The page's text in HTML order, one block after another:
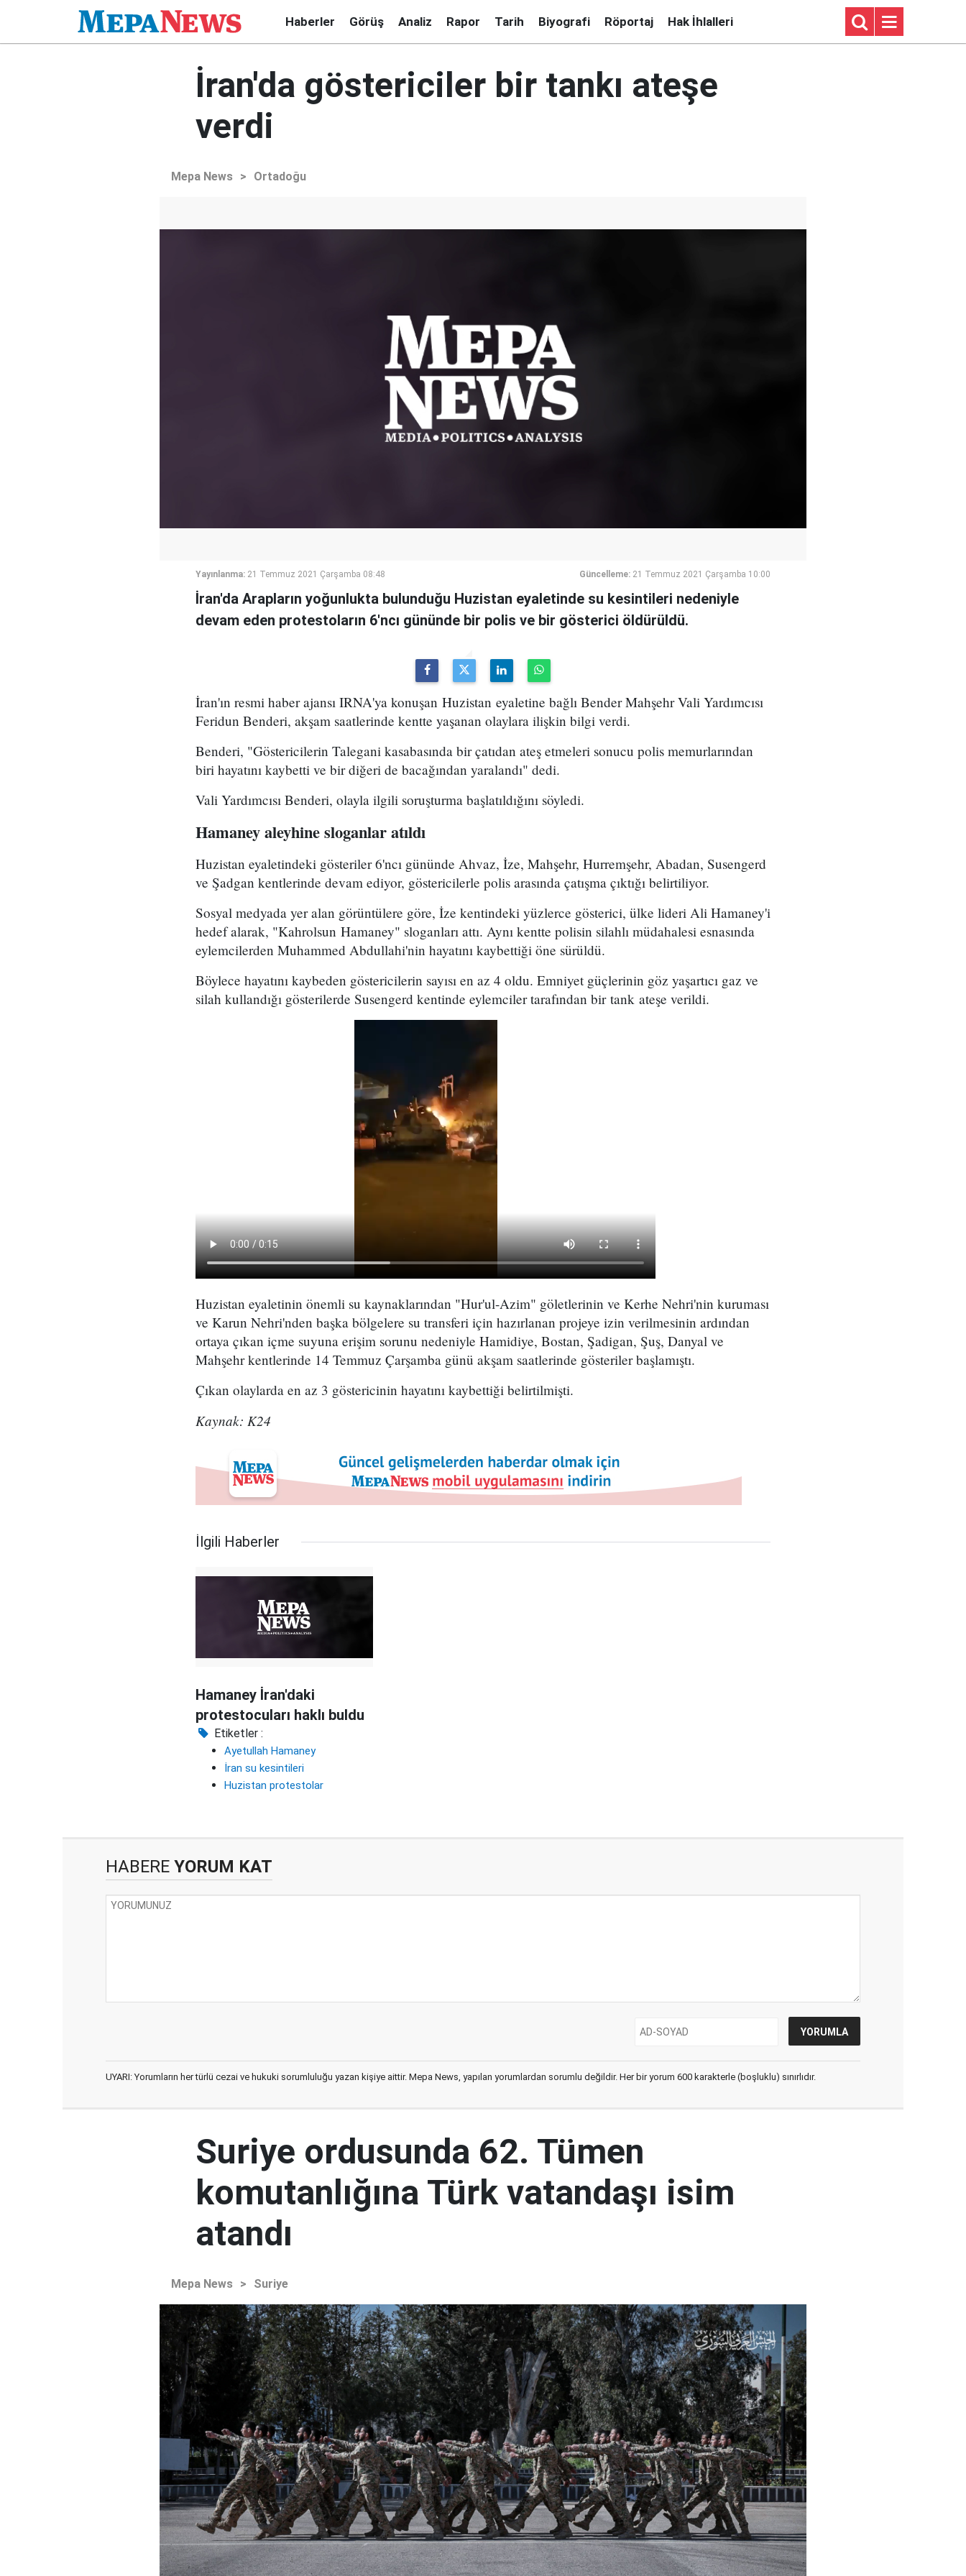
Haberler Görüş Analiz Rapor Tarih Biyografi Röportaj Hak İhlalleri
İran'da göstericiler bir tankı ateşe
verdi
Mepa News > Ortadoğu
Yayınlanma: 21 Temmuz 2021 Çarşamba 08:48 Güncelleme: 21 Temmuz 2021 Çarşamba 10:00
İran'da Arapların yoğunlukta bulunduğu Huzistan eyaletinde su kesintileri nedeniyle
devam eden protestoların 6'ncı gününde bir polis ve bir gösterici öldürüldü.
İran'ın resmi haber ajansı IRNA'ya konuşan Huzistan eyaletine bağlı Bender Mahşehr Vali Yardımcısı
Feridun Benderi, akşam saatlerinde kentte yaşanan olaylara ilişkin bilgi verdi.
Benderi, "Göstericilerin Talegani kasabasında bir çatıdan ateş etmeleri sonucu polis memurlarından
biri hayatını kaybetti ve bir diğeri de bacağından yaralandı" dedi.
Vali Yardımcısı Benderi, olayla ilgili soruşturma başlatıldığını söyledi.
Hamaney aleyhine sloganlar atıldı
Huzistan eyaletindeki gösteriler 6'ncı gününde Ahvaz, İze, Mahşehr, Hurremşehr, Abadan, Susengerd
ve Şadgan kentlerinde devam ediyor, göstericilerle polis arasında çatışma çıktığı belirtiliyor.
Sosyal medyada yer alan görüntülere göre, İze kentindeki yüzlerce gösterici, ülke lideri Ali Hamaney'i
hedef alarak, "Kahrolsun Hamaney" sloganları attı. Aynı kentte polisin silahlı müdahalesi esnasında
eylemcilerden Muhammed Abdullahi'nin hayatını kaybettiği öne sürüldü.
Böylece hayatını kaybeden göstericilerin sayısı en az 4 oldu. Emniyet güçlerinin göz yaşartıcı gaz ve
silah kullandığı gösterilerde Susengerd kentinde eylemciler tarafından bir tank ateşe verildi.
Huzistan eyaletinin önemli su kaynaklarından "Hur'ul-Azim" göletlerinin ve Kerhe Nehri'nin kuruması
ve Karun Nehri'nden başka bölgelere su transferi için hazırlanan projeye izin verilmesinin ardından
ortaya çıkan içme suyuna erişim sorunu nedeniyle Hamidiye, Bostan, Şadigan, Şuş, Danyal ve
Mahşehr kentlerinde 14 Temmuz Çarşamba günü akşam saatlerinde gösteriler başlamıştı.
Çıkan olaylarda en az 3 göstericinin hayatını kaybettiği belirtilmişti.
Kaynak: K24
İlgili Haberler
Hamaney İran'daki
protestocuları haklı buldu
Etiketler :
Ayetullah Hamaney
İran su kesintileri
Huzistan protestolar
HABERE YORUM KAT
UYARI: Yorumların her türlü cezai ve hukuki sorumluluğu yazan kişiye aittir. Mepa News, yapılan yorumlardan sorumlu değildir. Her bir yorum 600 karakterle (boşluklu) sınırlıdır.
Suriye ordusunda 62. Tümen
komutanlığına Türk vatandaşı isim
atandı
Mepa News > Suriye